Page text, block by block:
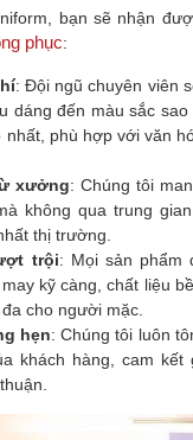
bạn sẽ nhận
phục:
: Đội ngũ chuyên viên
dáng đến màu sắc
phù hợp với văn
xưởng: Chúng tôi
không qua trung
thị trường.
trội: Mọi sản phẩm
kỹ càng, chất liệu
cho người mặc.
hẹn: Chúng tôi luôn
khách hàng, cam kết